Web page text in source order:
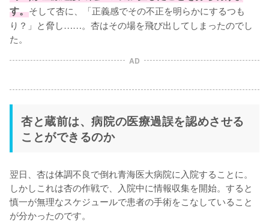
す。そして杏に、「正義感でその不正を明らかにするつも
り？」と脅し……。杏はその場を飛び出してしまったのでし
た。
AD
杏と蔵前は、病院の医療過誤を認めさせる
ことができるのか
翌日、杏は体調不良で倒れ青海医大病院に入院することに。
しかしこれは杏の作戦で、入院中に情報収集を開始。すると
慎一が無理なスケジュールで患者の手術をこなしていること
が分かったのです。